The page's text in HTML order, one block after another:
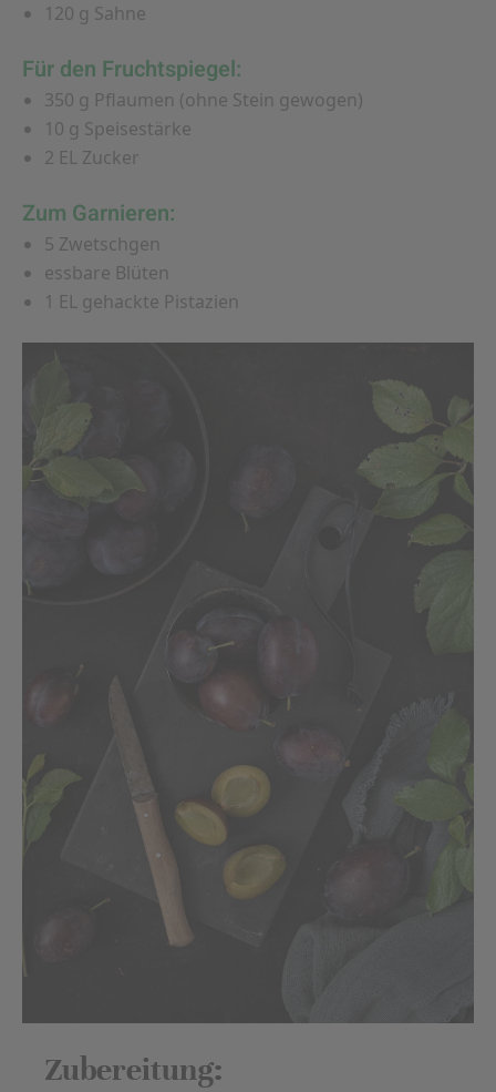
120 g Sahne
Für den Fruchtspiegel:
350 g Pflaumen (ohne Stein gewogen)
10 g Speisestärke
2 EL Zucker
Zum Garnieren:
5 Zwetschgen
essbare Blüten
1 EL gehackte Pistazien
Zubereitung: